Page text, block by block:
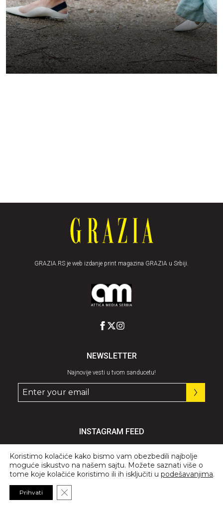
GRAZIA.RS je web izdanje print magazina GRAZIA u Srbiji.
NEWSLETTER
Najnovije vesti u tvom sanducetu!
INSTAGRAM FEED
© 2026 All Rights Reserved, GRAZIA.
Koristimo kolačiće kako bismo vam obezbedili najbolje
moguće iskustvo na našem sajtu. Možete saznati više o
tome koje kolačiće koristimo ili ih isključiti u podešavanjima.
Prihvati Close GDPR Cookie Banner